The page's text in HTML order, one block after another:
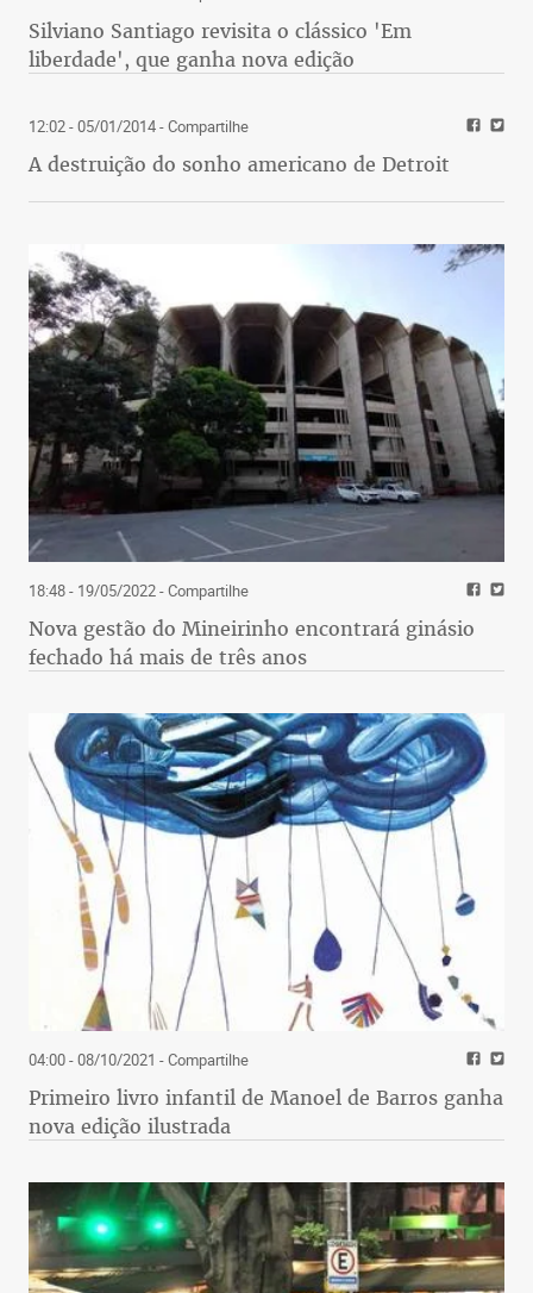
Silviano Santiago revisita o clássico 'Em
liberdade', que ganha nova edição
12:02 - 05/01/2014- Compartilhe
A destruição do sonho americano de Detroit
18:48 - 19/05/2022- Compartilhe
Nova gestão do Mineirinho encontrará ginásio
fechado há mais de três anos
04:00 - 08/10/2021 - Compartilhe
Primeiro livro infantil de Manoel de Barros ganha
nova edição ilustrada